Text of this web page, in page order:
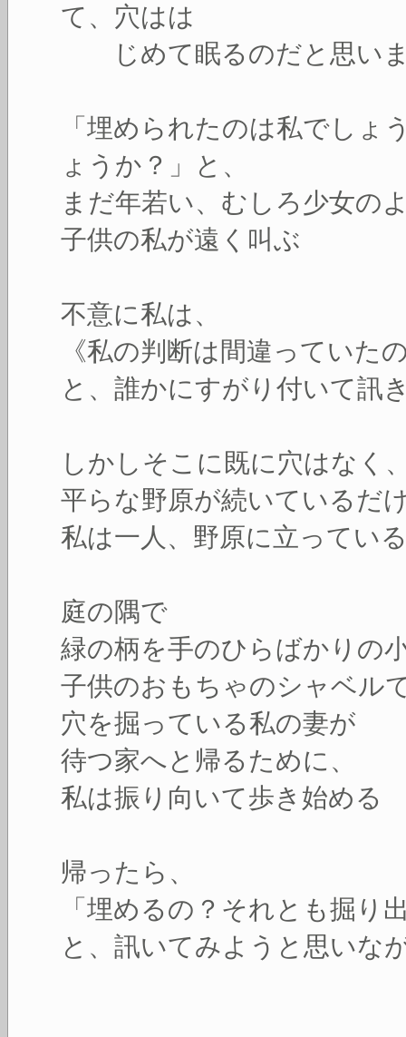
て、穴はは
じめて眠るのだと思い
「埋められたのは私でしょ
ょうか？」と、
まだ年若い、むしろ少女の
子供の私が遠く叫ぶ
不意に私は、
《私の判断は間違っていた
と、誰かにすがり付いて訊
しかしそこに既に穴はなく
平らな野原が続いているだ
私は一人、野原に立ってい
庭の隅で
緑の柄を手のひらばかりの
子供のおもちゃのシャベル
穴を掘っている私の妻が
待つ家へと帰るために、
私は振り向いて歩き始める
帰ったら、
「埋めるの？それとも掘り
と、訊いてみようと思いな